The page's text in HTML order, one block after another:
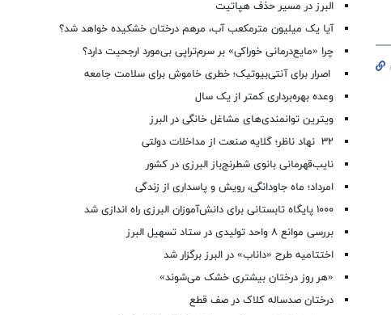
البرز در مسیر حذف هپاتیت
آیا یک میلیون مترمکعب آب، مرهم درختان خشکیده خواهد شد؟
چرا «مایع‌درمانی خوراکی» بر سرم‌تراپی بی‌مورد ارجحیت دارد؟
اصرار برای آنتی‌بیوتیک؛ خطری خاموش برای سلامت جامعه
وعده بهره‌برداری کمتر از یک سال
ویترین توانمندی‌های مشاغل خانگی در البرز
۳۲ نهاد ناظر؛ گلایه صنعت از مداخلات دولتی
نایب‌قهرمانی بانوی شطرنج‌باز البرزی در کشور
امرداد؛ ماه جاودانگی، رویش و پاسداری از زندگی
۱۰۰۰ پایگاه تابستانی برای دانش‌آموزان البرزی راه اندازی شد
بررسی موانع ۸ واحد تولیدی در ستاد تسهیل البرز
اختتامیه طرح «داناب» در البرز برگزار شد
«هر روز درختان بیشتری خشک می‌شوند»
درختان صدساله کلاک در صف قطع